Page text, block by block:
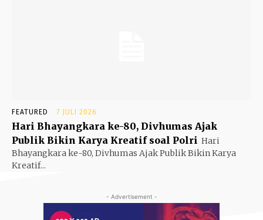
FEATURED 7 JULI 2026
Hari Bhayangkara ke-80, Divhumas Ajak
Publik Bikin Karya Kreatif soal Polri Hari
Bhayangkara ke-80, Divhumas Ajak Publik Bikin Karya
Kreatif...
- Advertisement -